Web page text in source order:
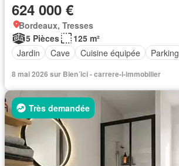
624 000 €
Bordeaux, Tresses
5 Pièces
125 m²
Jardin
Cave Cuisine équipée Parking
8 mai 2026 sur Bien´ici - carrere-l-immobilier
Très demandée